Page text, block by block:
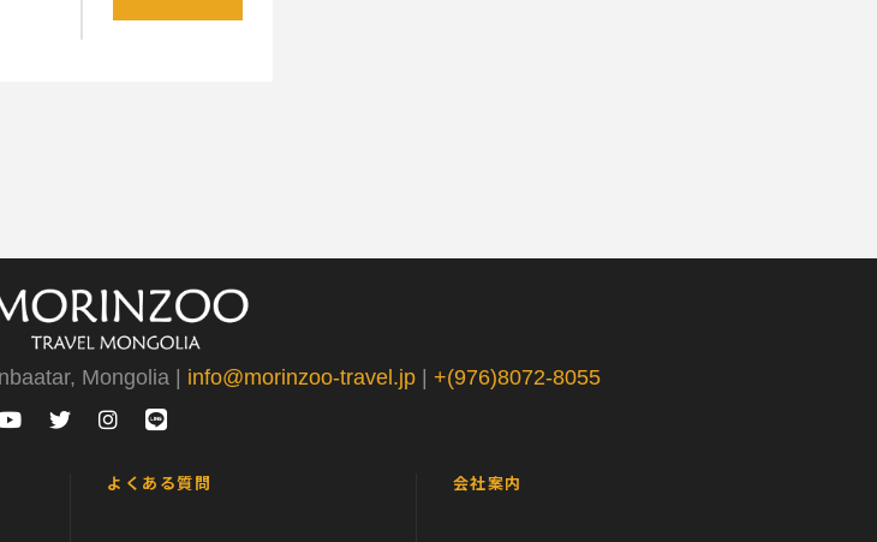
Mongolia | info@morinzoo-travel.jp | +(976)8072-8055
よくある質問 会社案内